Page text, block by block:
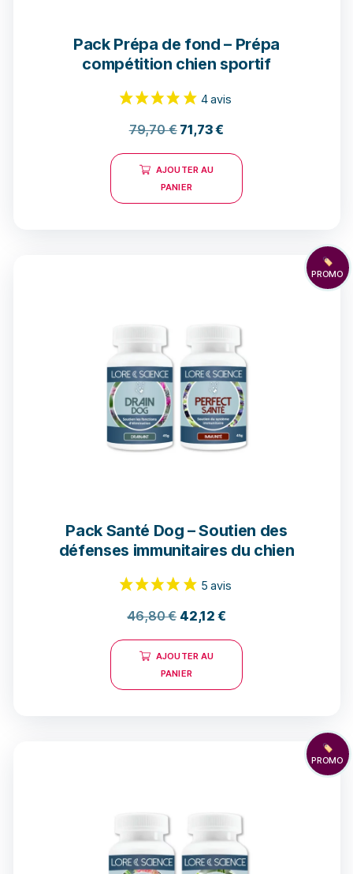
Pack Prépa de fond – Prépa
compétition chien sportif
4 avis
79,70€ 71,73€
AJOUTER AU
PANIER
🏷️
PROMO
Pack Santé Dog – Soutien des
défenses immunitaires du chien
46,80€ 42,12 €
AJOUTER AU
PANIER
🏷️
PROMO